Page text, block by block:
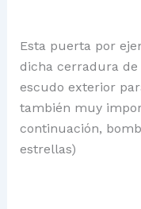
Esta puerta por
dicha cerradura
escudo exterior
también muy
continuación,
estrellas)